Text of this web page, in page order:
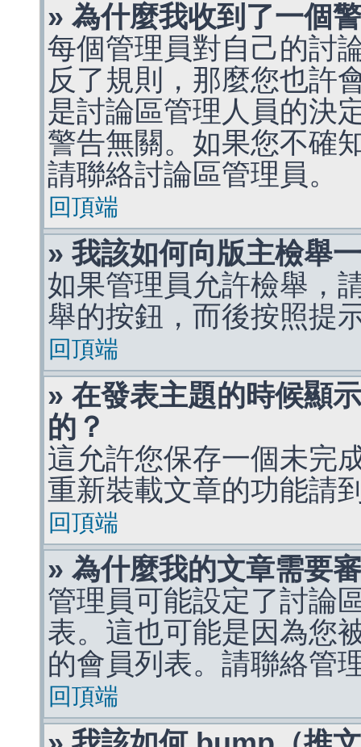
» 為什麼我收到了一個
每個管理員對自己的討
反了規則，那麼您也許
是討論區管理人員的決
警告無關。如果您不確
請聯絡討論區管理員。
回頂端
» 我該如何向版主檢舉
如果管理員允許檢舉，
舉的按鈕，而後按照提
回頂端
» 在發表主題的時候顯
的？
這允許您保存一個未完
重新裝載文章的功能請
回頂端
» 為什麼我的文章需要
管理員可能設定了討論
表。這也可能是因為您
的會員列表。請聯絡管
回頂端